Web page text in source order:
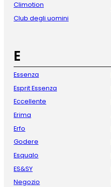
Climotion
Club degli uomini
E
Essenza
Esprit Essenza
Eccellente
Erima
Erfo
Godere
Esqualo
ES&SY
Negozio